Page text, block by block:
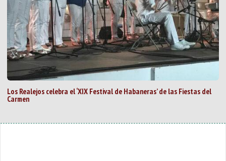
Los Realejos celebra el ‘XIX Festival de Habaneras’ de las Fiestas del
Carmen